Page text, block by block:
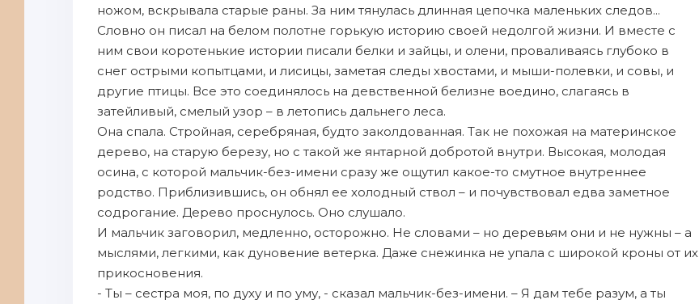
ножом, вскрывала старые раны. За ним тянулась длинная цепочка маленьких следов...
Словно он писал на белом полотне горькую историю своей недолгой жизни. И вместе с
ним свои коротенькие истории писали белки и зайцы, и олени, проваливаясь глубоко в
снег острыми копытцами, и лисицы, заметая следы хвостами, и мыши-полевки, и совы, и
другие птицы. Все это соединялось на девственной белизне воедино, слагаясь в
затейливый, смелый узор – в летопись дальнего леса.
Она спала. Стройная, серебряная, будто заколдованная. Так не похожая на материнское
дерево, на старую березу, но с такой же янтарной добротой внутри. Высокая, молодая
осина, с которой мальчик-без-имени сразу же ощутил какое-то смутное внутреннее
родство. Приблизившись, он обнял ее холодный ствол – и почувствовал едва заметное
содрогание. Дерево проснулось. Оно слушало.
И мальчик заговорил, медленно, осторожно. Не словами – но деревьям они и не нужны – а
мыслями, легкими, как дуновение ветерка. Даже снежинка не упала с широкой кроны от их
прикосновения.
- Ты – сестра моя, по духу и по уму, - сказал мальчик-без-имени. – Я дам тебе разум, а ты